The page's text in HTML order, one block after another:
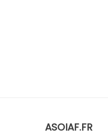
ASOIAF.FR